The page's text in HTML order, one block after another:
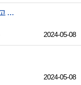
학교, 학원 급식 보조사로 취직하고 싶습니다.
2024-05-08
2024-05-08